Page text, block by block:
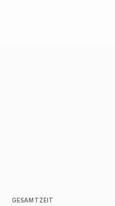
GESAMTZEIT